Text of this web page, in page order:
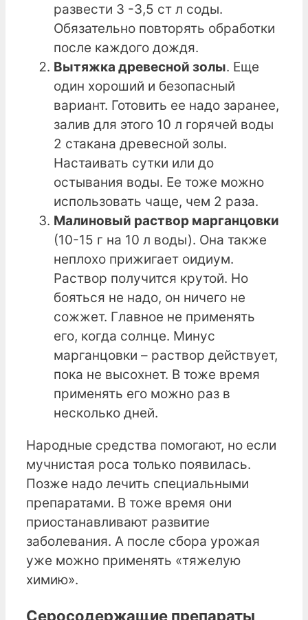
развести 3 -3,5 ст л соды.
Обязательно повторять обработки
после каждого дождя.
Вытяжка древесной золы. Еще
один хороший и безопасный
вариант. Готовить ее надо заранее,
залив для этого 10 л горячей воды
2 стакана древесной золы.
Настаивать сутки или до
остывания воды. Ее тоже можно
использовать чаще, чем 2 раза.
Малиновый раствор марганцовки
(10-15 г на 10 л воды). Она также
неплохо прижигает оидиум.
Раствор получится крутой. Но
бояться не надо, он ничего не
сожжет. Главное не применять
его, когда солнце. Минус
марганцовки – раствор действует,
пока не высохнет. В тоже время
применять его можно раз в
несколько дней.
Народные средства помогают, но если
мучнистая роса только появилась.
Позже надо лечить специальными
препаратами. В тоже время они
приостанавливают развитие
заболевания. А после сбора урожая
уже можно применять «тяжелую
химию».
Серосодержащие препараты